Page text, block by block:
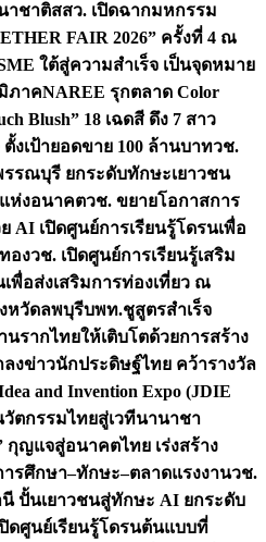
าชาติสสว. เปิดฉากมหกรรม
FAIR 2026” ครั้งที่ 4 ณ
ใต้สู่ความสำเร็จ เป็นจุดหมาย
ภาคNAREE รุกตลาด Color
Blush” 18 เฉดสี ดึง 7 สาว
ตั้งเป้ายอดขาย 100 ล้านบาทวช.
รรณบุรี ยกระดับทักษะเยาวชน
ห่งอนาคตวช. ขยายโอกาสการ
AI เปิดศูนย์การเรียนรู้โดรนเพื่อ
องวช. เปิดศูนย์การเรียนรู้เสริม
พื่อส่งเสริมการท่องเที่ยว ณ
หวัดลพบุรีบพท.ชูสูตรสำเร็จ
นรากไทยให้เติบโตด้วยการสร้าง
งข่าวนักประดิษฐ์ไทย คว้ารางวัล
and Invention Expo (JDIE
ตกรรมไทยสู่เวทีนานาชา
ญแจสู่อนาคตไทย เร่งสร้าง
ารศึกษา–ทักษะ–ตลาดแรงงานวช.
ปั้นเยาวชนสู่ทักษะ AI ยกระดับ
ดศูนย์เรียนรู้โดรนต้นแบบที่